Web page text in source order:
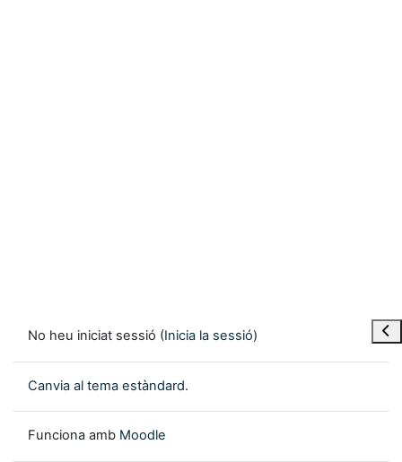
No heu iniciat sessió (Inicia la sessió)
Canvia al tema estàndard.
Funciona amb Moodle